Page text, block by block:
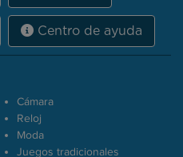
Centro de ayuda
Cámara
Reloj
Moda
Juegos tradicionales